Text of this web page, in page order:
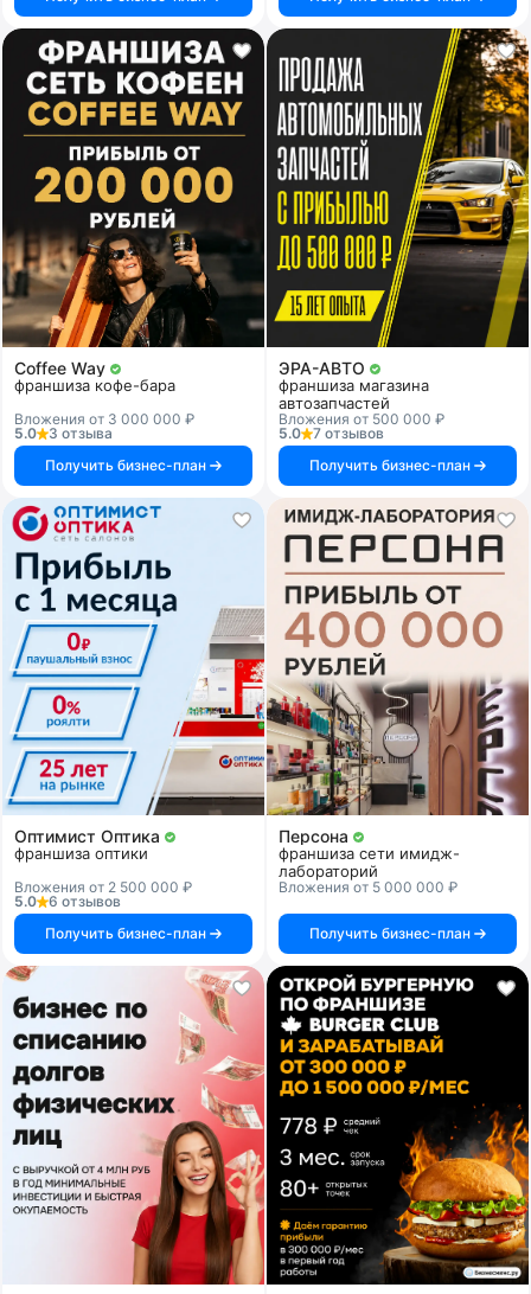
Coffee Way
франшиза кофе-бара
Вложения от 3 000 000 ₽
5.0
3 отзыва
Получить бизнес-план
ЭРА-АВТО
франшиза магазина
автозапчастей
Вложения от 500 000 ₽
5.0
7 отзывов
Получить бизнес-план
Оптимист Оптика
франшиза оптики
Вложения от 2 500 000 ₽
5.0
6 отзывов
Получить бизнес-план
Персона
франшиза сети имидж-
лабораторий
Вложения от 5 000 000 ₽
Получить бизнес-план